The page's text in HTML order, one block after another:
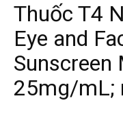
Thuốc T4
Eye and
Sunscreen
25mg/mL;